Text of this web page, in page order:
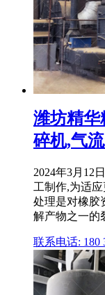
潍坊精华
碎机,气
2024年3月12
工制作,为适
处理是对橡胶
解产物之一的
联系电话: 180